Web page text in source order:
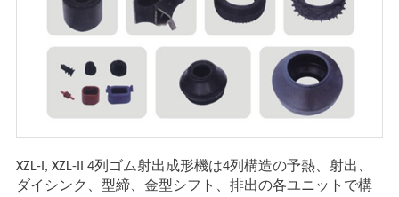
XZL-I, XZL-II 4列ゴム射出成形機は4列構造の予熱、射出、
ダイシンク、型締、金型シフト、排出の各ユニットで構